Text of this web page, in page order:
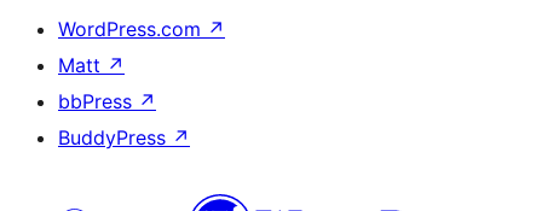
WordPress.com ↗
Matt ↗
bbPress ↗
BuddyPress ↗